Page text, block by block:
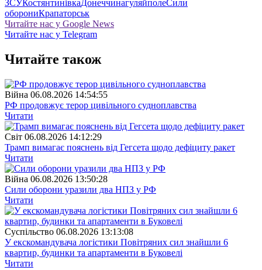
ЗСУ КостянтинівкаДонеччинагуляйполеСили
оборониКрапаторськ
Читайте нас у Google News
Читайте нас у Telegram
Читайте також
Війна 06.08.2026 14:54:55
РФ продовжує терор цивільного судноплавства
Читати
Свiт 06.08.2026 14:12:29
Трамп вимагає пояснень від Гегсета щодо дефіциту ракет
Читати
Війна 06.08.2026 13:50:28
Сили оборони уразили два НПЗ у РФ
Читати
Суспiльство 06.08.2026 13:13:08
У екскомандувача логістики Повітряних сил знайшли 6
квартир, будинки та апартаменти в Буковелі
Читати